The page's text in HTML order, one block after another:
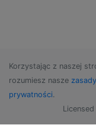
Korzystając z naszej
rozumiesz nasze
prywatności.